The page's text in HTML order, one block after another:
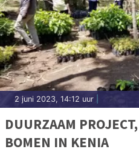
2 juni 2023, 14:12 uur
DUURZAAM
BOMEN IN KENIA